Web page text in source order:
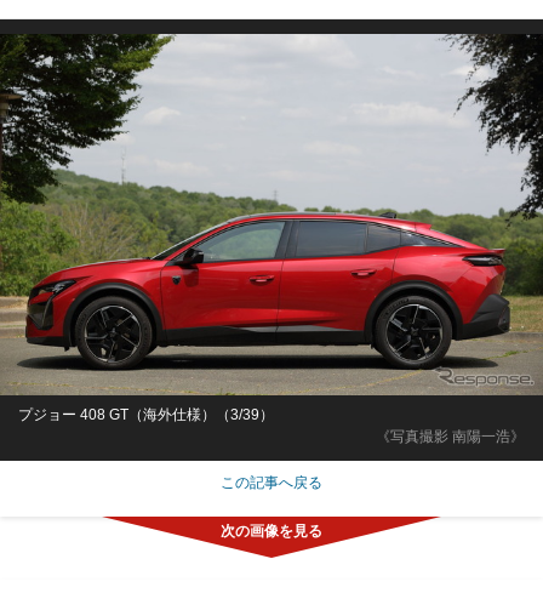
《写真撮影 南陽一浩》
プジョー 408 GT（海外仕様）（3/39）
この記事へ戻る